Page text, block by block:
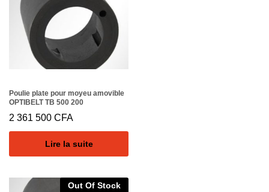
Poulie plate pour moyeu amovible
OPTIBELT TB 500 200
2 361 500 CFA
Lire la suite
Out Of Stock